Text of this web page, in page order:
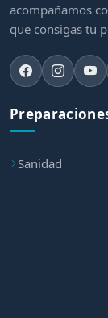
acompañamos
que consigas tu
Sanidad